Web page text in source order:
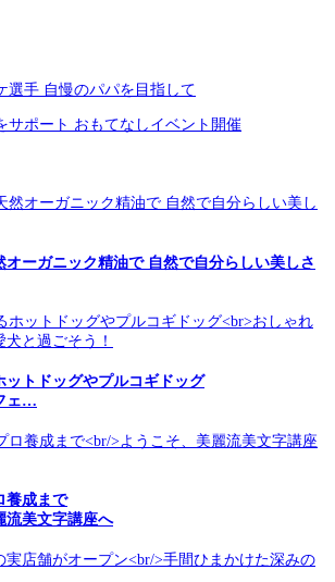
選手 自慢のパパを目指して
サポート おもてなしイベント開催
オーガニック精油で 自然で自分らしい美しさ
ットドッグやプルコギドッグ
ェ…
養成まで
流美文字講座へ